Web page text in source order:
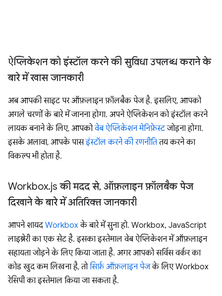
ऐप्लिकेशन को इंस्टॉल करने की सुविधा उपलब्ध कराने के
बारे में खास जानकारी
अब आपकी साइट पर ऑफ़लाइन फ़ॉलबैक पेज है. इसलिए, आपको
अगले चरणों के बारे में जानना होगा. अपने ऐप्लिकेशन को इंस्टॉल करने
लायक बनाने के लिए, आपकोवेब ऐप्लिकेशन मेनिफ़ेस्टजोड़ना होगा.
इसके अलावा, आपके पासइंस्टॉल करने की रणनीतितय करने का
विकल्प भी होता है.
Workbox.js की मदद से, ऑफ़लाइन फ़ॉलबैक पेज
दिखाने के बारे में अतिरिक्त जानकारी
आपने शायद Workboxके बारे में सुना हो. Workbox, JavaScript
लाइब्रेरी का एक सेट है. इसका इस्तेमाल वेब ऐप्लिकेशन में ऑफ़लाइन
सहायता जोड़ने के लिए किया जाता है. अगर आपको सर्विस वर्कर का
कोड खुद कम लिखना है, तोसिर्फ़ ऑफ़लाइन पेजके लिए Workbox
रेसिपी का इस्तेमाल किया जा सकता है.